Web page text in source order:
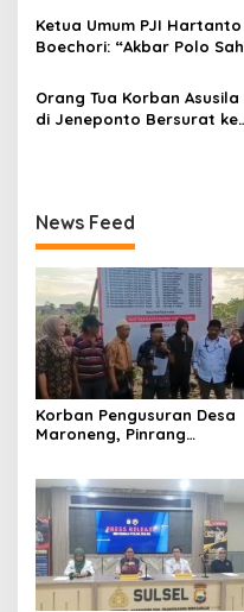
Ketua Umum PJI Hartanto
Boechori: “Akbar Polo Sah
Orang Tua Korban Asusila
di Jeneponto Bersurat ke
News Feed
Korban Pengusuran Desa
Maroneng, Pinrang